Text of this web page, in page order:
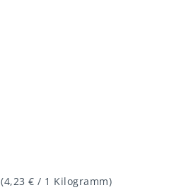
(4,23 € / 1 Kilogramm)